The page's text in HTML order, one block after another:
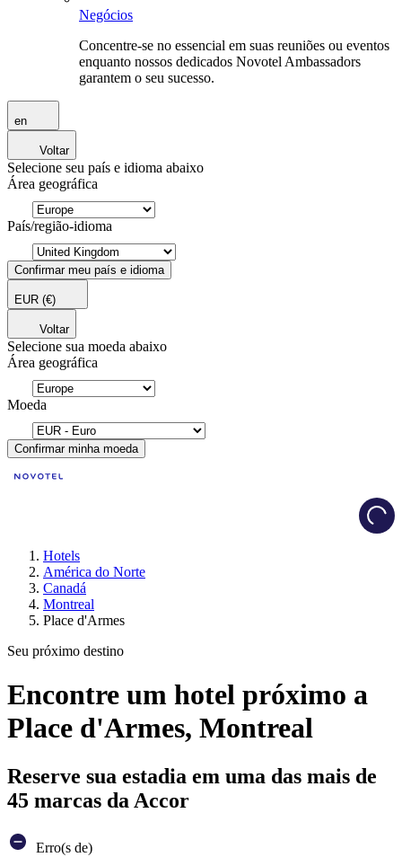
Negócios
Concentre-se no essencial em suas reuniões ou eventos
enquanto nossos dedicados Novotel Ambassadors
garantem o seu sucesso.
en
Voltar
Selecione seu país e idioma abaixo
Área geográfica
País/região-idioma
Confirmar meu país e idioma
EUR (€)
Voltar
Selecione sua moeda abaixo
Área geográfica
Moeda
Confirmar minha moeda
Hotels
América do Norte
Canadá
Montreal
Place d'Armes
Seu próximo destino
Encontre um hotel próximo a
Place d'Armes, Montreal
Reserve sua estadia em uma das mais de
45 marcas da Accor
Erro(s de)